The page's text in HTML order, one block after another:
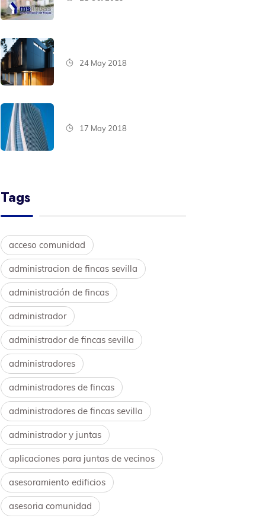
24 May 2018
17 May 2018
Tags
acceso comunidad
administracion de fincas sevilla
administración de fincas
administrador
administrador de fincas sevilla
administradores
administradores de fincas
administradores de fincas sevilla
administrador y juntas
aplicaciones para juntas de vecinos
asesoramiento edificios
asesoria comunidad